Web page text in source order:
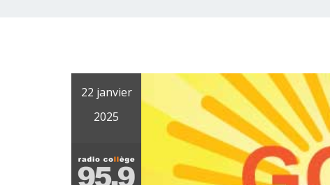
22 janvier
2025